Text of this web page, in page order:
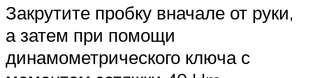
Закрутите пробку вначале от руки,
а затем при помощи
динамометрического ключа с